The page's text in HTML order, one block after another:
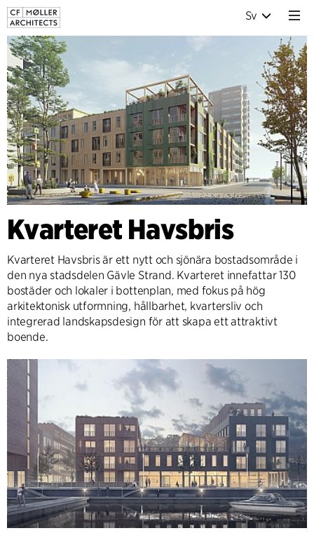
Sv
Kvarteret Havsbris
Kvarteret Havsbris är ett nytt och sjönära bostadsområde i
den nya stadsdelen Gävle Strand. Kvarteret innefattar 130
bostäder och lokaler i bottenplan, med fokus på hög
arkitektonisk utformning, hållbarhet, kvartersliv och
integrerad landskapsdesign för att skapa ett attraktivt
boende.